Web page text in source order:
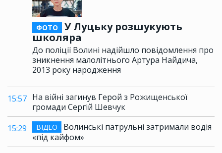
ФОТО
У Луцьку розшукують
школяра
До поліції Волині надійшло повідомлення про
зникнення малолітнього Артура Найдича,
2013 року народження
15:57 На війні загинув Герой з Рожищенської
громади Сергій Шевчук
15:29
ВІДЕО
Волинські патрульні затримали водія
«під кайфом»